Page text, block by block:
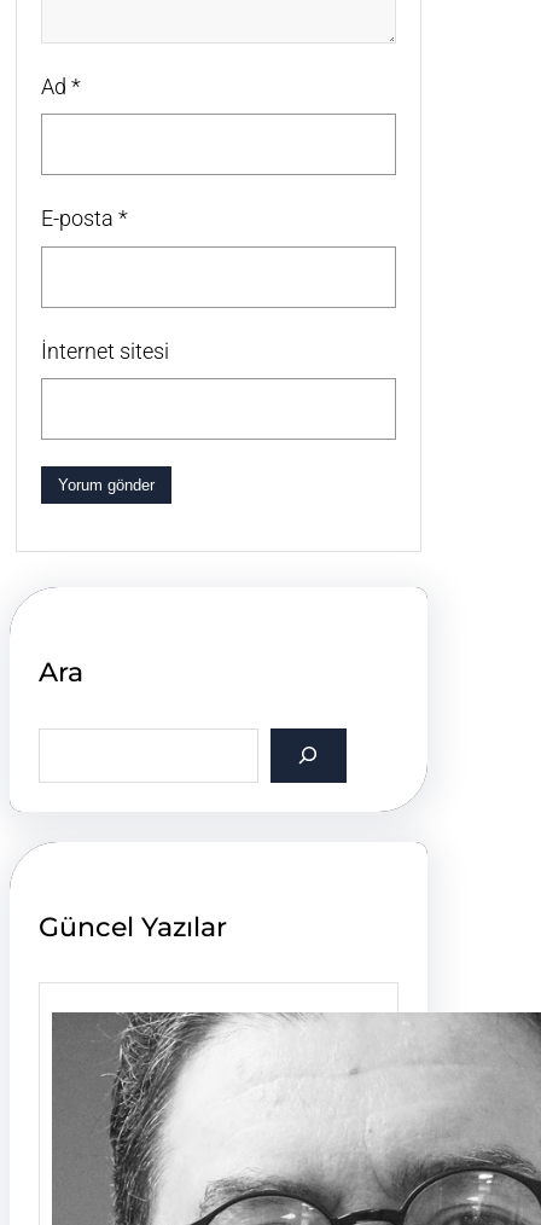
Ad *
E-posta *
İnternet sitesi
Ara
a
h
Güncel Yazılar